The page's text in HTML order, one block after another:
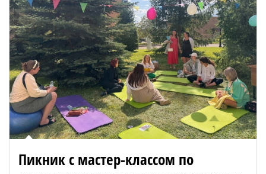
Пикник с мастер-классом по